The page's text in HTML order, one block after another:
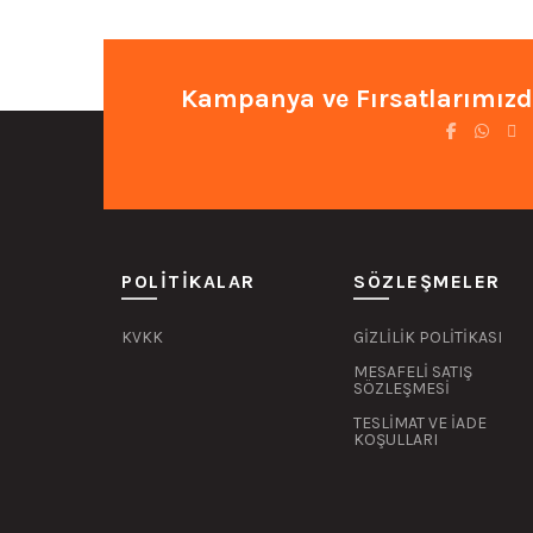
Kampanya ve
POLITIKALAR
KVKK
SÖZLEŞMELER
GİZLİLİK POLİTİKASI
MESAFELİ SATIŞ
SÖZLEŞMESİ
TESLİMAT VE İADE
KOŞULLARI